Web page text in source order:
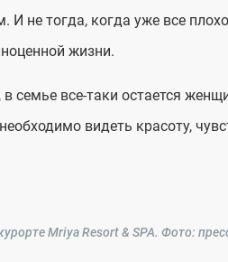
не тогда, когда уже все
жизни.
все-таки остается
видеть красоту,
Mriya Resort & SPA. Фото: